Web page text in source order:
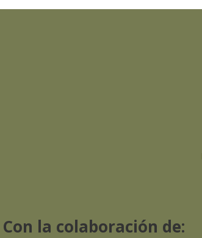
Con la colaboración de: